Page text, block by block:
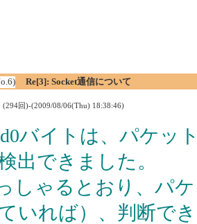
Re[3]: Socket通信について
(294回)-(2009/08/06(Thu) 18:38:46)
バイトは、パケッ
出できました。
しゃるとおり、パ
いれば）、判断で